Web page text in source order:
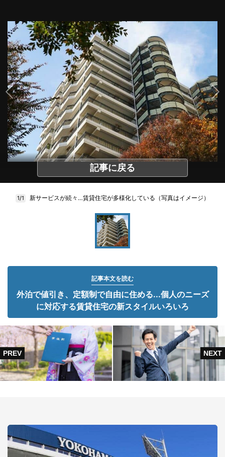
記事に戻る
1/1 新サービスが続々…賃貸住宅が多様化している（写真はイメージ）
記事本文を読む
外泊で値引き、定額制で自由に住める...個人のニーズ
に対応する賃貸住宅の新スタイルいろいろ